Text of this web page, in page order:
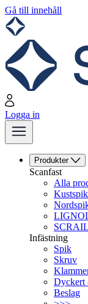
Gå till innehåll
Logga in
Produkter
Scanfast
Alla
Kustspik
Infästning
Spik
Skruv
Dyckert
Beslag